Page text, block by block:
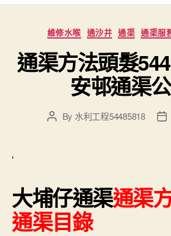
維修水喉 通沙井 通渠 通渠服
通渠方法頭髮
安邨通渠
PostBy 水利工程54485818
‘
大埔仔通渠通渠
通渠目錄